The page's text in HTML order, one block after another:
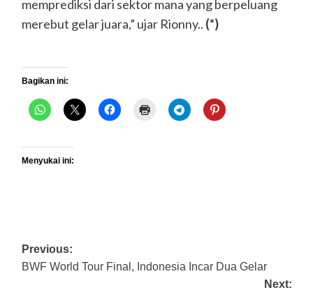
memprediksi dari sektor mana yang berpeluang
merebut gelar juara,” ujar Rionny.. (*)
Bagikan ini:
Menyukai ini:
Post
navigation
Previous:
BWF World Tour Final, Indonesia Incar Dua Gelar
Next: